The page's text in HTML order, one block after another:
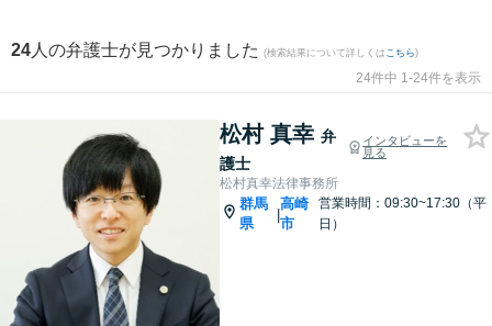
24 人の弁護士が見つかりました (検索結果について詳しくは こちら)
24件中 1-24件を表示
松村 真幸 弁
護士
インタビューを
見る
松村真幸法律事務所
群馬
県
|
高崎
市
営業時間：09:30~17:30（平
日）